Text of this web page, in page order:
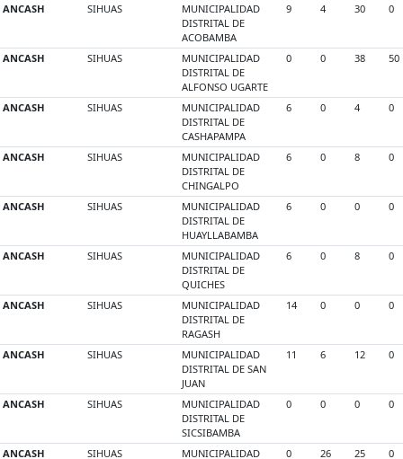
ANCASH SIHUAS
MUNICIPALIDAD
DISTRITAL DE
ACOBAMBA
9 4 30 0
ANCASH SIHUAS
MUNICIPALIDAD
DISTRITAL DE
ALFONSO UGARTE
0 0 38 50
ANCASH SIHUAS
MUNICIPALIDAD
DISTRITAL DE
CASHAPAMPA
6 0 4 0
ANCASH SIHUAS
MUNICIPALIDAD
DISTRITAL DE
CHINGALPO
6 0 8 0
ANCASH SIHUAS
MUNICIPALIDAD
DISTRITAL DE
HUAYLLABAMBA
6 0 0 0
ANCASH SIHUAS
MUNICIPALIDAD
DISTRITAL DE
QUICHES
6 0 8 0
ANCASH SIHUAS
MUNICIPALIDAD
DISTRITAL DE
RAGASH
14 0 0 0
ANCASH SIHUAS
MUNICIPALIDAD
DISTRITAL DE SAN
JUAN
11 6 12 0
ANCASH SIHUAS
MUNICIPALIDAD
DISTRITAL DE
SICSIBAMBA
0 0 0 0
ANCASH SIHUAS MUNICIPALIDAD 0 26 25 0